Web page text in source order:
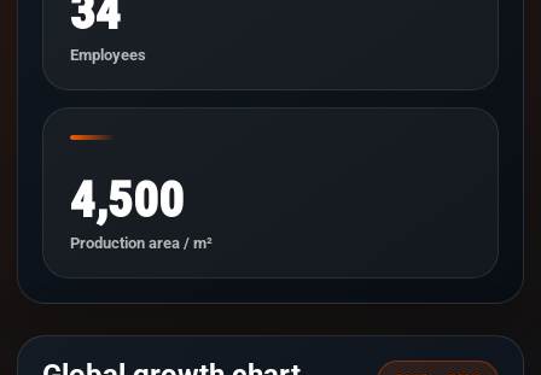
Employees
4,500
Production area / m²